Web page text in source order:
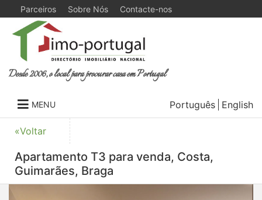
Parceiros Sobre Nós Contacte-nos
Desde 2006, o local para procurar casa em Portugal
MENU Português English
«Voltar
Apartamento T3 para venda, Costa,
Guimarães, Braga